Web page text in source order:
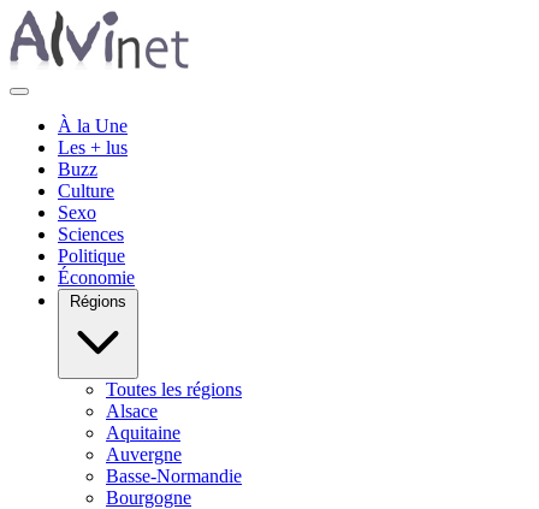
À la Une
Les + lus
Buzz
Culture
Sexo
Sciences
Politique
Économie
Régions
Toutes les régions
Alsace
Aquitaine
Auvergne
Basse-Normandie
Bourgogne